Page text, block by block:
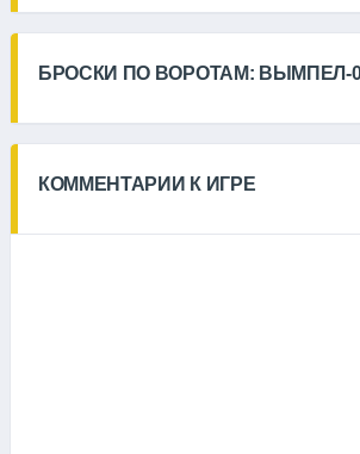
БРОСКИ ПО ВОРОТАМ: ВЫМПЕЛ-
КОММЕНТАРИИ К ИГРЕ